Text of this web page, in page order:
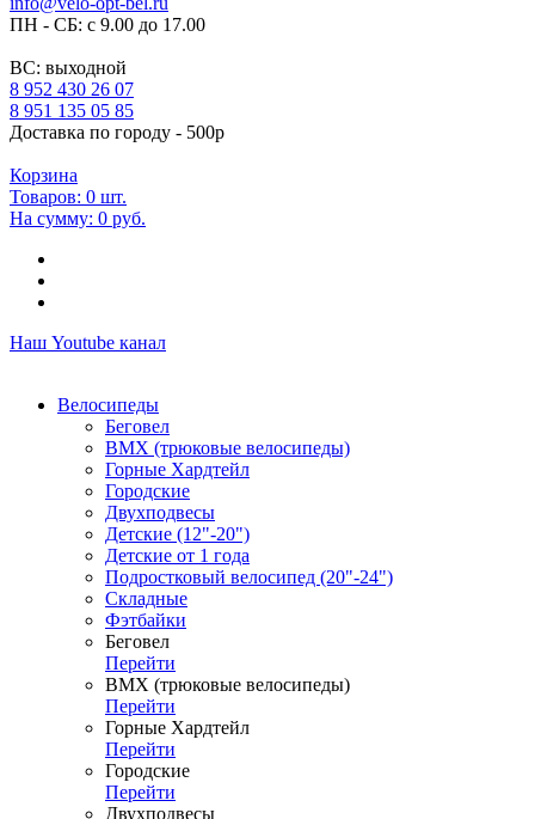
ПН - СБ: с 9.00 до 17.00
ВС: выходной
8 952 430 26 07
8 951 135 05 85
Доставка по городу - 500р
Корзина
Товаров: 0 шт.
На сумму: 0 руб.
Наш Youtube канал
Велосипеды
Беговел
ВМХ (трюковые велосипеды)
Горные Хардтейл
Городские
Двухподвесы
Детские (12"-20")
Детские от 1 года
Подростковый велосипед (20"-24")
Складные
Фэтбайки
Беговел
Перейти
ВМХ (трюковые велосипеды)
Перейти
Горные Хардтейл
Перейти
Городские
Перейти
Двухподвесы